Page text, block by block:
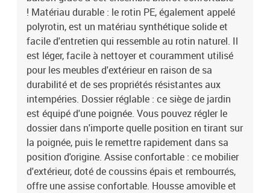
trempéDimensions : 190 x 80 x 75 cm (L x l x H)Coussin :Couleur :
gris foncéMatière du revêtement : Tissu (100 %
polyester)Garnissage du coussin d'assise : MousseGarnissage du
coussin de dossier : Fibre de cotonDimensions du coussin d'assise
(petit) : 45/49 x 50 x 3 cm (l x P x é)Dimensions du coussin d'assise
(grand) : 45/49 x 93 x 3 cm (l x P x é)Dimensions du coussin de
dossier : 70 x 48 x 10 cm (L x l x é)Contenu de la livraison :6 x
Fauteuils de jardin inclinables2 x Fauteuils de jardin inclinables
avec repose-pieds8 x Coussins d'assise avec housse amovible et
lavable8 x Coussins de dossier1 x Table de jardin
! Matériau durable : le rotin PE, également appelé
polyrotin, est un matériau synthétique solide et
facile d'entretien qui ressemble au rotin naturel. Il
est léger, facile à nettoyer et couramment utilisé
pour les meubles d'extérieur en raison de sa
durabilité et de ses propriétés résistantes aux
intempéries. Dossier réglable : ce siège de jardin
est équipé d'une poignée. Vous pouvez régler le
dossier dans n'importe quelle position en tirant sur
la poignée, puis le remettre rapidement dans sa
position d'origine. Assise confortable : ce mobilier
d'extérieur, doté de coussins épais et rembourrés,
offre une assise confortable. Housse amovible et